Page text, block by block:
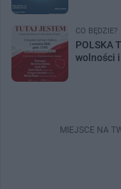
CO BĘDZIE?
POLSKA
wolności
MIEJSCE NA